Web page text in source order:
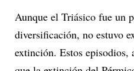
Aunque el Triásico fue un
diversificación, no estuvo
extinción. Estos episodios,